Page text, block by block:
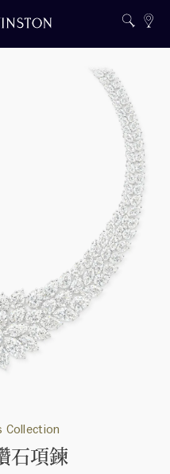
Collection
石項 鍊